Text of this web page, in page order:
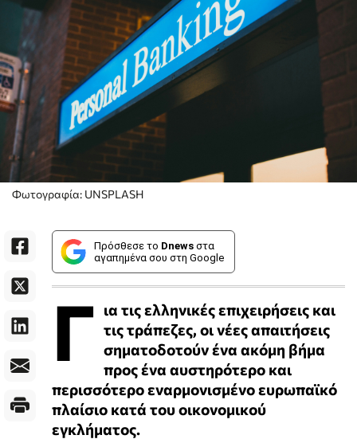
Φωτογραφία: UNSPLASH
Πρόσθεσε το Dnews στα
αγαπημένα σου στη Google
Γ ια τις ελληνικές επιχειρήσεις και
τις τράπεζες, οι νέες απαιτήσεις
σηματοδοτούν ένα ακόμη βήμα
προς ένα αυστηρότερο και
περισσότερο εναρμονισμένο ευρωπαϊκό
πλαίσιο κατά του οικονομικού
εγκλήματος.